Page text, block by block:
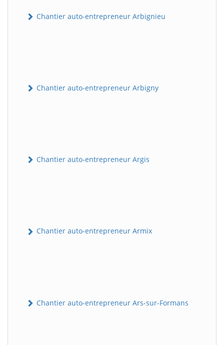
Chantier auto-entrepreneur Arbignieu
Chantier auto-entrepreneur Arbigny
Chantier auto-entrepreneur Argis
Chantier auto-entrepreneur Armix
Chantier auto-entrepreneur Ars-sur-Formans